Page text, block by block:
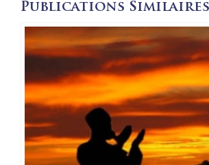
Publications Similaires